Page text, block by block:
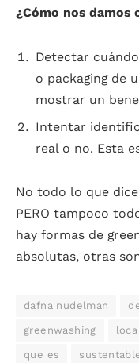
¿Cómo nos damos
Detectar
o packaging de
mostrar un
Intentar
real o no. Esta
No todo lo que
PERO tampoco
hay formas de
absolutas, otras
dafna nudelman
greenwashing
que es